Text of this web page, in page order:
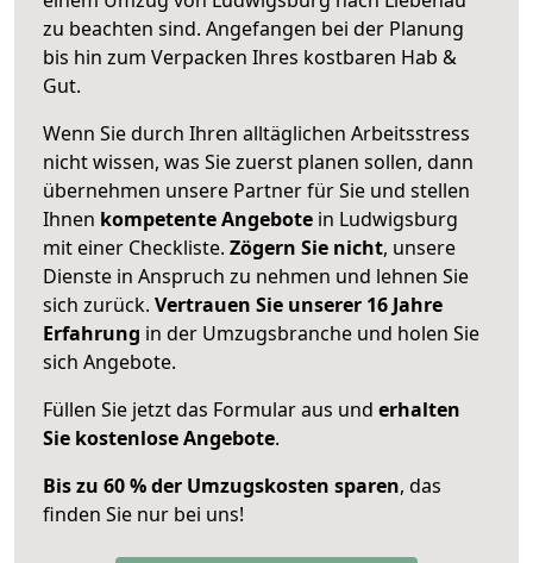
zu beachten sind. Angefangen bei der Planung
bis hin zum Verpacken Ihres kostbaren Hab &
Gut.
Wenn Sie durch Ihren alltäglichen Arbeitsstress
nicht wissen, was Sie zuerst planen sollen, dann
übernehmen unsere Partner für Sie und stellen
Ihnen kompetente Angebote in Ludwigsburg
mit einer Checkliste. Zögern Sie nicht, unsere
Dienste in Anspruch zu nehmen und lehnen Sie
sich zurück. Vertrauen Sie unserer 16 Jahre
Erfahrung in der Umzugsbranche und holen Sie
sich Angebote.
Füllen Sie jetzt das Formular aus und erhalten
Sie kostenlose Angebote.
Bis zu 60 % der Umzugskosten sparen, das
finden Sie nur bei uns!